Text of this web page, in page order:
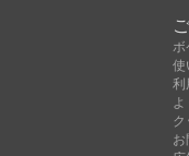
ボ
使
利
よ
お